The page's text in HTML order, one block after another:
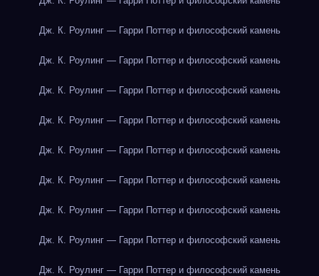
Дж. К. Роулинг — Гарри Поттер и философский камень
Дж. К. Роулинг — Гарри Поттер и философский камень
Дж. К. Роулинг — Гарри Поттер и философский камень
Дж. К. Роулинг — Гарри Поттер и философский камень
Дж. К. Роулинг — Гарри Поттер и философский камень
Дж. К. Роулинг — Гарри Поттер и философский камень
Дж. К. Роулинг — Гарри Поттер и философский камень
Дж. К. Роулинг — Гарри Поттер и философский камень
Дж. К. Роулинг — Гарри Поттер и философский камень